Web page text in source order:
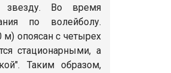
Во время
по волейболу.
опоясан с четырех
стационарными, а
Таким образом,